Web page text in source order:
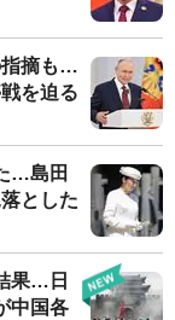
指摘も…
を迫る
…島田
とした
果…日
中国各